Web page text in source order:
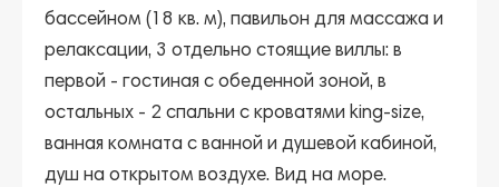
бассейном (18 кв. м), павильон для массажа и
релаксации, 3 отдельно стоящие виллы: в
первой - гостиная с обеденной зоной, в
остальных - 2 спальни с кроватями king-size,
ванная комната с ванной и душевой кабиной,
душ на открытом воздухе. Вид на море.